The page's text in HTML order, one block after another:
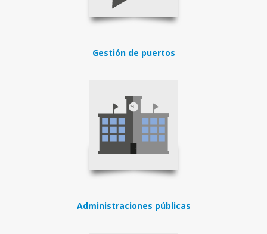
Gestión de puertos
Administraciones públicas